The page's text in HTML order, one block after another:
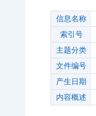
信息名称
索引号
主题分类
文件编号
产生日期
内容概述